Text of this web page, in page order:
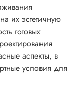
их эстетичную
готовых
аспекты, в
условия для